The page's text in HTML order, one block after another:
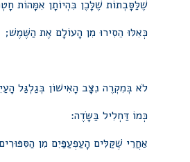
שֶׁלַּסָּבְתוֹת שֶׁלָּכֶן בִּהְיוֹתָן אִמָּהוֹת
כְּאִלּוּ הֵסִירוּ מִן הָעוֹלָם אֶת הַשֶּׁמֶשׁ;
לֹא בְּמִקְרֶה נִצָּב הָאִישׁוֹן בְּגַלְגַּל
כְּמוֹ דַּחְלִיל בַּשָּׂדֶה:
אַחֲרֵי שֶׁקַּלִּים הָעַפְעַפַּיִם מִן